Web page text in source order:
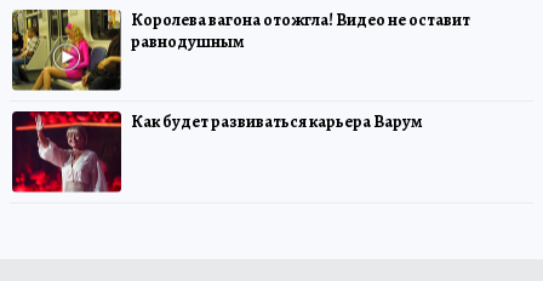
Королева вагона отожгла! Видео не оставит
равнодушным
Как будет развиваться карьера Варум